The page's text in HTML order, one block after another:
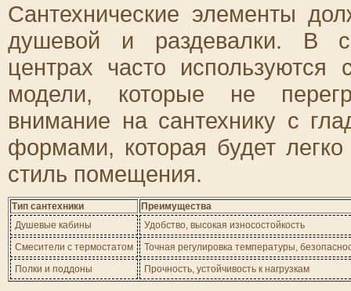
Сантехнические элементы
душевой и раздевалки. В
центрах часто
модели, которые не
внимание на сантехнику с
формами, которая будет
стиль помещения.
Тип сантехники
Преимущества
Душевые кабины
Удобство, высокая износостойкость
Смесители с термостатом
Точная регулировка температуры,
Полки и поддоны
Прочность, устойчивость к нагрузкам